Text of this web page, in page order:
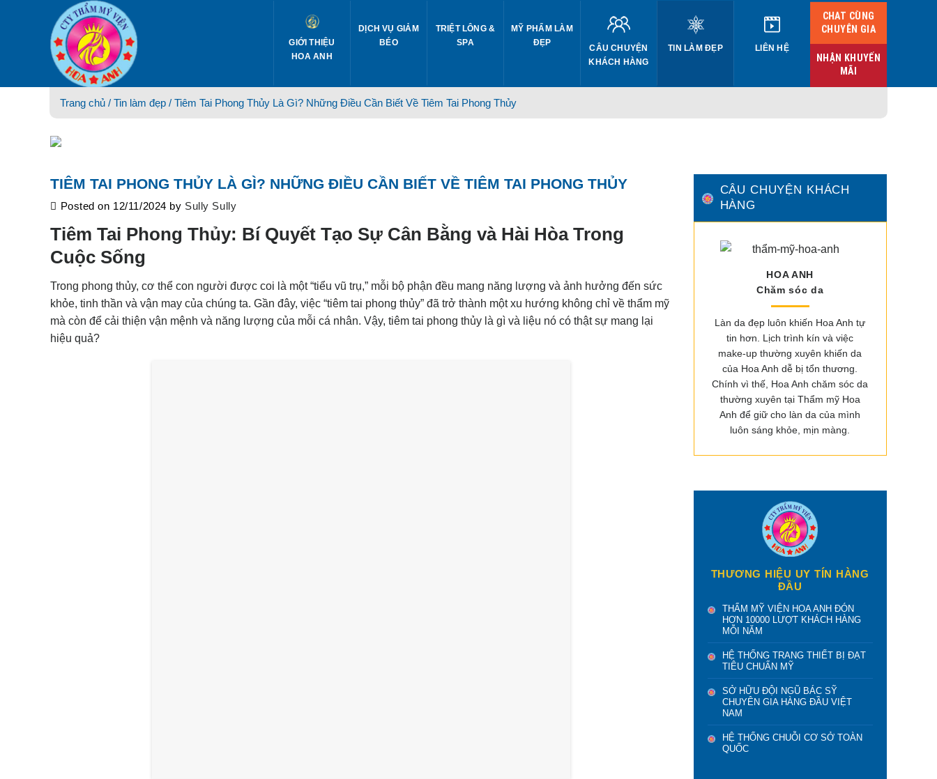
GIỚI THIỆU
HOA ANH
DỊCH VỤ GIẢM
BÉO
TRIỆT LÔNG &
SPA
MỸ PHẨM LÀM
ĐẸP
CÂU CHUYỆN
KHÁCH HÀNG
TIN LÀM ĐẸP LIÊN HỆ
CHAT CÙNG
CHUYÊN GIA
NHẬN KHUYẾN
MÃI
Trang chủ / Tin làm đẹp/ Tiêm Tai Phong Thủy Là Gì? Những Điều Cần Biết Về Tiêm Tai Phong Thủy
TIÊM TAI PHONG THỦY LÀ GÌ? NHỮNG ĐIỀU CẦN BIẾT VỀ TIÊM TAI PHONG THỦY
Posted on 12/11/2024 by Sully Sully
Tiêm Tai Phong Thủy: Bí Quyết Tạo Sự Cân Bằng và Hài Hòa Trong
Cuộc Sống
Trong phong thủy, cơ thể con người được coi là một “tiểu vũ trụ,” mỗi bộ phận đều mang năng lượng và ảnh hưởng đến sức
khỏe, tinh thần và vận may của chúng ta. Gần đây, việc “tiêm tai phong thủy” đã trở thành một xu hướng không chỉ về thẩm mỹ
mà còn để cải thiện vận mệnh và năng lượng của mỗi cá nhân. Vậy, tiêm tai phong thủy là gì và liệu nó có thật sự mang lại
hiệu quả?
CÂU CHUYỆN KHÁCH
HÀNG
HOA ANH
Chăm sóc da
Làn da đẹp luôn khiến Hoa Anh tự
tin hơn. Lịch trình kín và việc
make-up thường xuyên khiến da
của Hoa Anh dễ bị tổn thương.
Chính vì thế, Hoa Anh chăm sóc da
thường xuyên tại Thẩm mỹ Hoa
Anh để giữ cho làn da của mình
luôn sáng khỏe, mịn màng.
THƯƠNG HIỆU UY TÍN HÀNG
ĐẦU
THẨM MỸ VIỆN HOA ANH ĐÓN
HƠN 10000 LƯỢT KHÁCH HÀNG
MỖI NĂM
HỆ THỐNG TRANG THIẾT BỊ ĐẠT
TIÊU CHUẨN MỸ
SỞ HỮU ĐỘI NGŨ BÁC SỸ
CHUYÊN GIA HÀNG ĐẦU VIỆT
NAM
HỆ THỐNG CHUỖI CƠ SỞ TOÀN
QUỐC